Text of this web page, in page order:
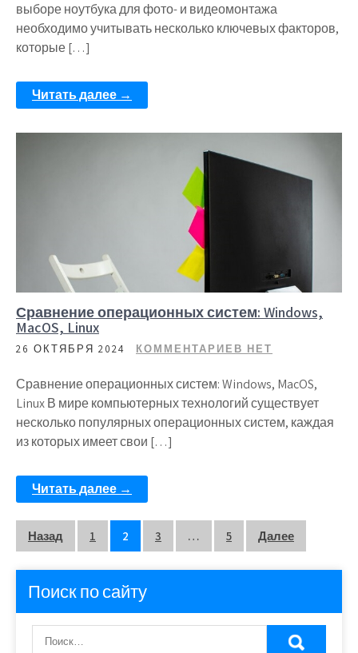
выборе ноутбука для фото- и видеомонтажа
необходимо учитывать несколько ключевых факторов,
которые […]
Читать далее →
Сравнение операционных систем: Windows,
MacOS, Linux
26 ОКТЯБРЯ 2024 КОММЕНТАРИЕВ НЕТ
Сравнение операционных систем: Windows, MacOS,
Linux В мире компьютерных технологий существует
несколько популярных операционных систем, каждая
из которых имеет свои […]
Читать далее →
Пагинация
записей
Назад 1 2 3 … 5 Далее
Поиск по сайту